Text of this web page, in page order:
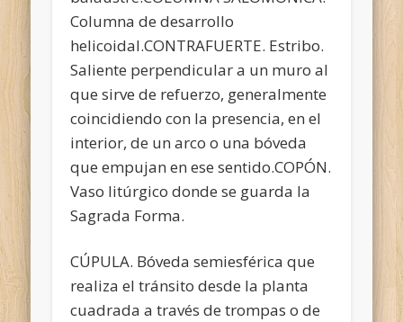
Columna de desarrollo
helicoidal.CONTRAFUERTE. Estribo.
Saliente perpendicular a un muro al
que sirve de refuerzo, generalmente
coincidiendo con la presencia, en el
interior, de un arco o una bóveda
que empujan en ese sentido.COPÓN.
Vaso litúrgico donde se guarda la
Sagrada Forma.
CÚPULA. Bóveda semiesférica que
realiza el tránsito desde la planta
cuadrada a través de trompas o de